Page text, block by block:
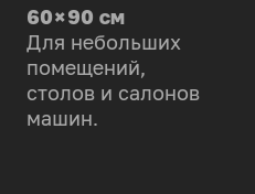
60 × 90 см
Для небольших
помещений,
столов и салонов
машин.